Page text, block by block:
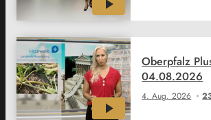
4. Aug. 2026
Oberpfalz
04.08.2026